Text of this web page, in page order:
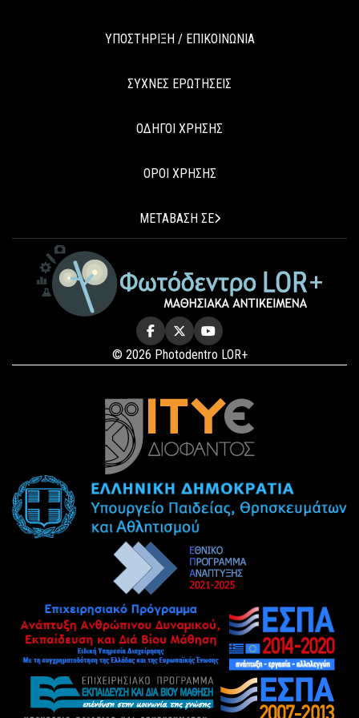
ΥΠΟΣΤΗΡΙΞΗ / ΕΠΙΚΟΙΝΩΝΙΑ
ΣΥΧΝΕΣ ΕΡΩΤΗΣΕΙΣ
ΟΔΗΓΟΙ ΧΡΗΣΗΣ
ΟΡΟΙ ΧΡΗΣΗΣ
ΜΕΤΑΒΑΣΗ ΣΕ
© 2026 Photodentro LOR+